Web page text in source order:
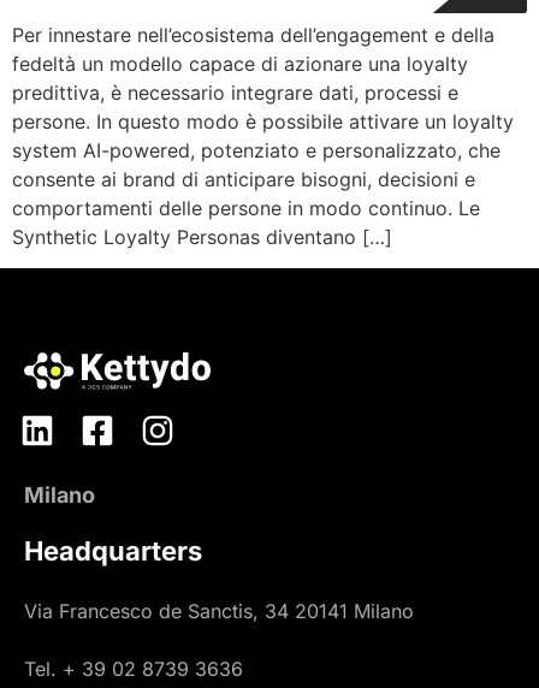
Per innestare nell’ecosistema dell’engagement e della
fedeltà un modello capace di azionare una loyalty
predittiva, è necessario integrare dati, processi e
persone. In questo modo è possibile attivare un loyalty
system AI-powered, potenziato e personalizzato, che
consente ai brand di anticipare bisogni, decisioni e
comportamenti delle persone in modo continuo. Le
Synthetic Loyalty Personas diventano […]
Milano
Headquarters
Via Francesco de Sanctis, 34 20141 Milano
Tel. + 39 02 8739 3636